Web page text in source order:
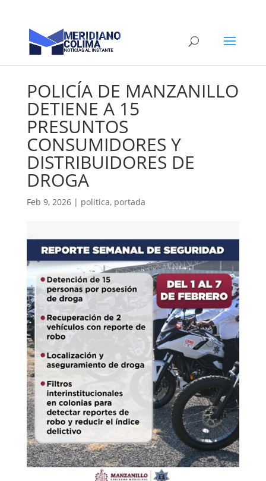
POLICÍA DE MANZANILLO
DETIENE A 15
PRESUNTOS
CONSUMIDORES Y
DISTRIBUIDORES DE
DROGA
Feb 9, 2026| politica, portada